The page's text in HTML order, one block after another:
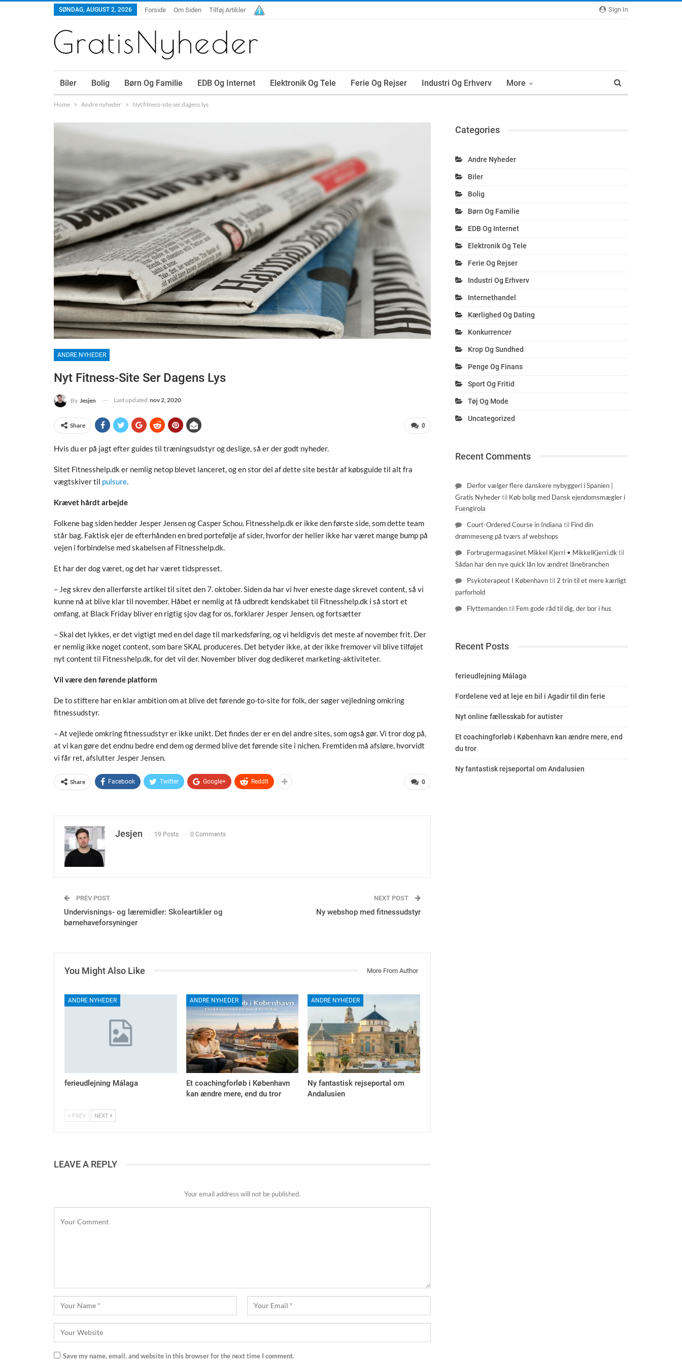
Sign In
SØNDAG, AUGUST 2, 2026 Forside Om Siden Tilføj Artikler
Biler Bolig Børn Og Familie EDB Og Internet Elektronik Og Tele Ferie Og Rejser Industri Og Erhverv More
Home Andre nyheder Nyt fitness-site ser dagens lys
ANDRE NYHEDER
Nyt Fitness-Site Ser Dagens Lys
By Jesjen Last updated nov 2, 2020
0
Share
Hvis du er på jagt efter guides til træningsudstyr og deslige, så er der godt nyheder.
Sitet Fitnesshelp.dk er nemlig netop blevet lanceret, og en stor del af dette site består af købsguide til alt fra
vægtskiver til pulsure.
Krævet hårdt arbejde
Folkene bag siden hedder Jesper Jensen og Casper Schou. Fitnesshelp.dk er ikke den første side, som dette team
står bag. Faktisk ejer de efterhånden en bred portefølje af sider, hvorfor der heller ikke har været mange bump på
vejen i forbindelse med skabelsen af Fitnesshelp.dk.
Et har der dog været, og det har været tidspresset.
– Jeg skrev den allerførste artikel til sitet den 7. oktober. Siden da har vi hver eneste dage skrevet content, så vi
kunne nå at blive klar til november. Håbet er nemlig at få udbredt kendskabet til Fitnesshelp.dk i så stort et
omfang, at Black Friday bliver en rigtig sjov dag for os, forklarer Jesper Jensen, og fortsætter
– Skal det lykkes, er det vigtigt med en del dage til markedsføring, og vi heldigvis det meste af november frit. Der
er nemlig ikke noget content, som bare SKAL produceres. Det betyder ikke, at der ikke fremover vil blive tilføjet
nyt content til Fitnesshelp.dk, for det vil der. November bliver dog dedikeret marketing-aktiviteter.
Vil være den førende platform
De to stiftere har en klar ambition om at blive det førende go-to-site for folk, der søger vejledning omkring
fitnessudstyr.
– At vejlede omkring fitnessudstyr er ikke unikt. Det findes der er en del andre sites, som også gør. Vi tror dog på,
at vi kan gøre det endnu bedre end dem og dermed blive det førende site i nichen. Fremtiden må afsløre, hvorvidt
vi får ret, afslutter Jesper Jensen.
0
Share Facebook Twitter Google+ ReddIt
Jesjen 19 Posts 0 Comments
PREV POST
Undervisnings- og læremidler: Skoleartikler og
børnehaveforsyninger
NEXT POST
Ny webshop med fitnessudstyr
You Might Also Like More From Author
ANDRE NYHEDER
ferieudlejning Málaga
ANDRE NYHEDER
Et coachingforløb i København
kan ændre mere, end du tror
ANDRE NYHEDER
Ny fantastisk rejseportal om
Andalusien
PREV NEXT
LEAVE A REPLY
Your email address will not be published.
Save my name, email, and website in this browser for the next time I comment.
Categories
Andre Nyheder
Biler
Bolig
Børn Og Familie
EDB Og Internet
Elektronik Og Tele
Ferie Og Rejser
Industri Og Erhverv
Internethandel
Kærlighed Og Dating
Konkurrencer
Krop Og Sundhed
Penge Og Finans
Sport Og Fritid
Tøj Og Mode
Uncategorized
Recent Comments
Derfor vælger flere danskere nybyggeri i Spanien |
Gratis Nyhedertil Køb bolig med Dansk ejendomsmægler i
Fuengirola
Court-Ordered Course in Indiana til Find din
drømmeseng på tværs af webshops
Forbrugermagasinet Mikkel Kjerri • MikkelKjerri.dktil
Sådan har den nye quick lån lov ændret lånebranchen
Psykoterapeut I Københavntil2 trin til et mere kærligt
parforhold
Flyttemandentil Fem gode råd til dig, der bor i hus
Recent Posts
ferieudlejning Málaga
Fordelene ved at leje en bil i Agadir til din ferie
Nyt online fællesskab for autister
Et coachingforløb i København kan ændre mere, end
du tror
Ny fantastisk rejseportal om Andalusien